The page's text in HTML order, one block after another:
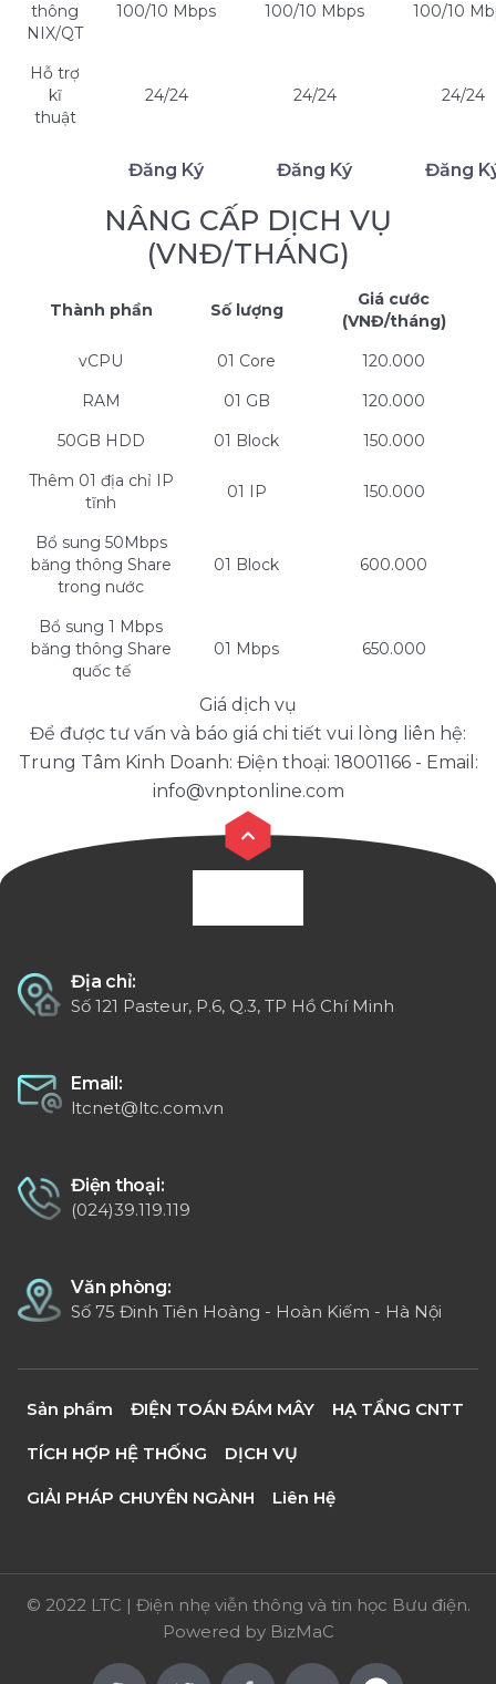
thông
NIX/QT
100/10 Mbps 100/10 Mbps 100/10
Hỗ trợ
kĩ
thuật
24/24 24/24 24/24
Đăng Ký Đăng Ký Đăng
NÂNG CẤP DỊCH VỤ
(VNĐ/THÁNG)
Thành phần Số lượng
Giá cước
(VNĐ/tháng)
vCPU
01 Core
120.000
RAM
01 GB
120.000
50GB HDD
01 Block
150.000
Thêm 01 địa chỉ IP
tĩnh
01 IP 150.000
Bổ sung 50Mbps
băng thông Share
trong nước
01 Block 600.000
Bổ sung 1 Mbps
băng thông Share
quốc tế
01 Mbps 650.000
Giá dịch vụ
Để được tư vấn và báo giá chi tiết vui lòng liên hệ:
Trung Tâm Kinh Doanh: Điện thoại: 18001166 - Email:
info@vnptonline.com
Địa chỉ:
Số 121 Pasteur, P.6, Q.3, TP Hồ Chí Minh
Email:
ltcnet@ltc.com.vn
Điện thoại:
(024)39.119.119
Văn phòng:
Số 75 Đinh Tiên Hoàng - Hoàn Kiếm - Hà Nội
Sản phẩm ĐIỆN TOÁN ĐÁM MÂY HẠ TẦNG CNTT
TÍCH HỢP HỆ THỐNG DỊCH VỤ
GIẢI PHÁP CHUYÊN NGÀNH Liên Hệ
© 2022 LTC | Điện nhẹ viễn thông và tin học Bưu điện.
Powered by BizMaC